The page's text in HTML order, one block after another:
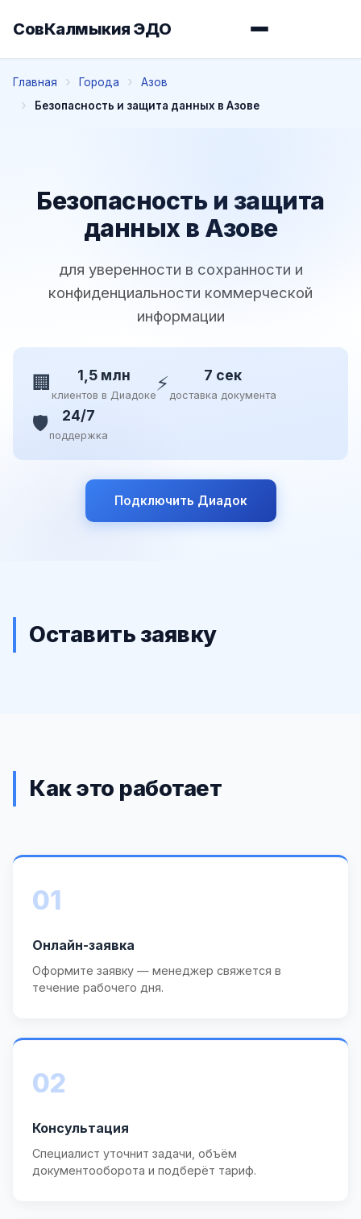
СовКалмыкия ЭДО
Главная Города
Азов
Безопасность и защита данных в Азове
Безопасность и защита
данных в Азове
для уверенности в сохранности и
конфиденциальности коммерческой
информации
🏢 1,5 млн
клиентов в Диадоке⚡ 7 сек
доставка документа
🛡️ 24/7
поддержка
Подключить Диадок
Оставить заявку
Как это работает
01
Онлайн-заявка
Оформите заявку — менеджер свяжется в
течение рабочего дня.
02
Консультация
Специалист уточнит задачи, объём
документооборота и подберёт тариф.